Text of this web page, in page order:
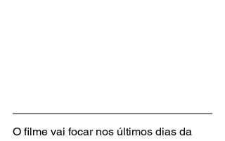
O filme vai focar nos últimos dias da